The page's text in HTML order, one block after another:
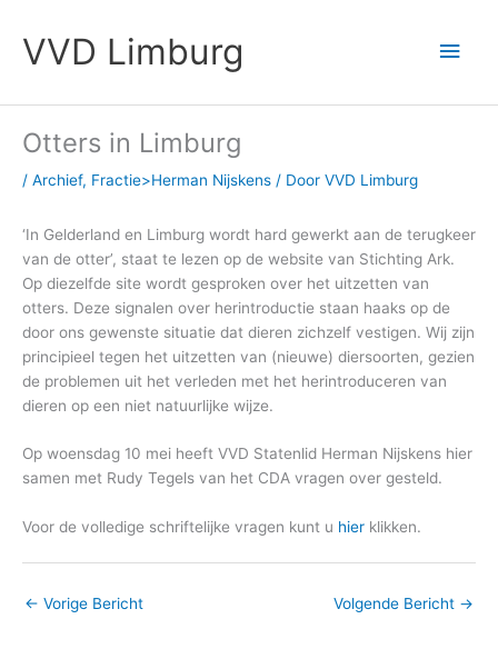
naarVVD Limburg
Otters in Limburg
/ Archief, Fractie>Herman Nijskens / Door VVD Limburg
‘In Gelderland en Limburg wordt hard gewerkt aan de terugkeer
van de otter’, staat te lezen op de website van Stichting Ark.
Op diezelfde site wordt gesproken over het uitzetten van
otters. Deze signalen over herintroductie staan haaks op de
door ons gewenste situatie dat dieren zichzelf vestigen. Wij zijn
principieel tegen het uitzetten van (nieuwe) diersoorten, gezien
de problemen uit het verleden met het herintroduceren van
dieren op een niet natuurlijke wijze.
Op woensdag 10 mei heeft VVD Statenlid Herman Nijskens hier
samen met Rudy Tegels van het CDA vragen over gesteld.
Voor de volledige schriftelijke vragen kunt u hier klikken.
← Vorige Bericht Volgende Bericht →